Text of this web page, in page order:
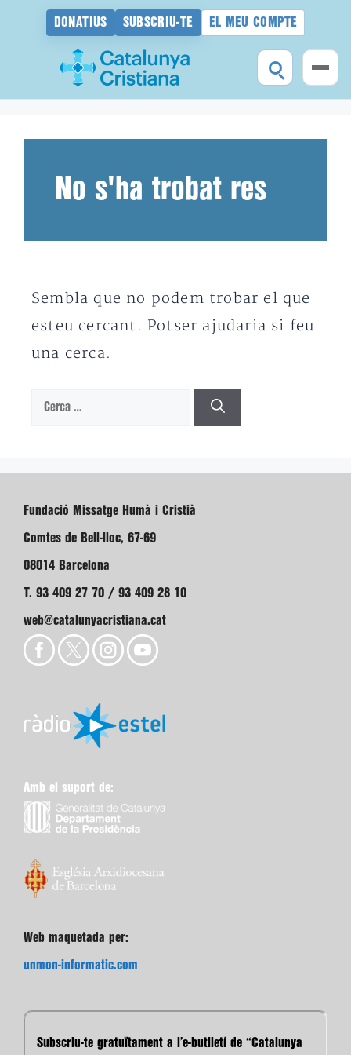
DONATIUS SUBSCRIU-TE EL MEU COMPTE
No s'ha trobat res
Sembla que no podem trobar el que
esteu cercant. Potser ajudaria si feu
una cerca.
Cerca:
Fundació Missatge Humà i Cristià
Comtes de Bell-lloc, 67-69
08014 Barcelona
T. 93 409 27 70 / 93 409 28 10
web@catalunyacristiana.cat
Amb el suport de:
Web maquetada per:
unmon-informatic.com
Subscriu-te gratuïtament a l’e-butlletí de “Catalunya